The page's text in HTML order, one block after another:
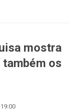
mostra
os